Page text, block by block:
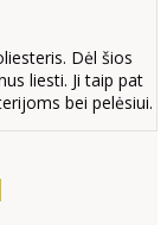
Dėl šios
liesti. Ji taip pat
bei pelėsiui.